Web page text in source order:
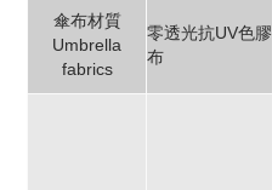
傘布材質
Umbrella
fabrics
零透光抗UV色膠
布